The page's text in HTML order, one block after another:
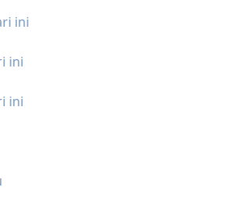
ini
ini
ini